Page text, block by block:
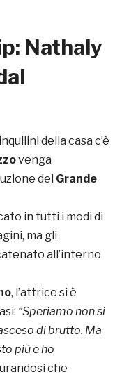
Nathaly
della casa c’è
venga
del Grande
in tutti i modi di
ma gli
all’interno
, l’attrice si è
“Speriamo non si
di brutto. Ma
più e ho
che